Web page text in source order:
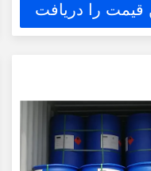
قیمت را دریافت